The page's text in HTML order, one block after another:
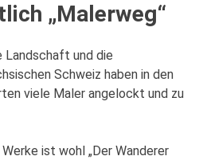
„Malerweg“
Landschaft und die
Schweiz haben in den
viele Maler angelockt und zu
ist wohl „Der Wanderer